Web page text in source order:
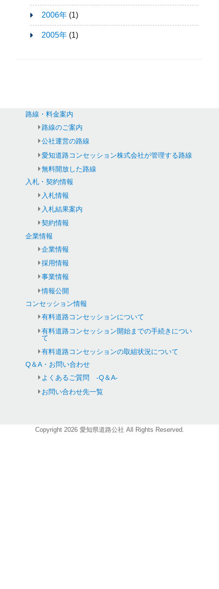
2006年(1)
2005年(1)
路線・料金案内
路線のご案内
公社運営の路線
愛知道路コンセッション株式会社が管理する路線
無料開放した路線
入札・契約情報
入札情報
入札結果案内
契約情報
企業情報
企業情報
採用情報
事業情報
情報公開
コンセッション情報
有料道路コンセッションについて
有料道路コンセッション開始までの手続きについ
て
有料道路コンセッションの取組状況について
Q＆A・お問い合わせ
よくあるご質問 -Q＆A-
お問い合わせ先一覧
Copyright 2026 愛知県道路公社 All Rights Reserved.